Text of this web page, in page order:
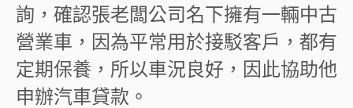
詢，確認張老闆公司名下擁有一輛中古
營業車，因為平常用於接駁客戶，都有
定期保養，所以車況良好，因此協助他
申辦汽車貸款。